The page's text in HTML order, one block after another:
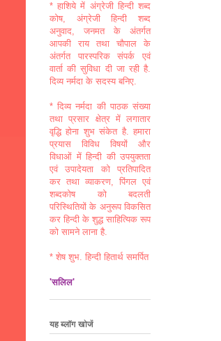
* हाशिये में अंग्रेजी हिन्दी शब्द
कोष, अंग्रेजी हिन्दी शब्द
अनुवाद, जनमत के अंतर्गत
आपकी राय तथा चौपाल के
अंतर्गत पारस्परिक संपर्क एवं
वार्ता की सुविधा दी जा रही है.
दिव्य नर्मदा के सदस्य बनिए.
* दिव्य नर्मदा की पाठक संख्या
तथा प्रसार क्षेत्र में लगातार
वृद्धि होना शुभ संकेत है. हमारा
प्रयास विविध विषयों और
विधाओं में हिन्दी की उपयुक्तता
एवं उपादेयता को प्रतिपादित
कर तथा व्याकरण, पिंगल एवं
शब्दकोष को बदलती
परिस्थितियों के अनुरूप विकसित
कर हिन्दी के शुद्ध साहित्यिक रूप
को सामने लाना है.
* शेष शुभ. हिन्दी हितार्थ समर्पित
'सलिल'
यह ब्लॉग खोजें